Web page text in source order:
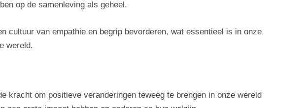
op de samenleving als geheel.
cultuur van empathie en begrip bevorderen, wat essentieel is in onze
wereld.
kracht om positieve veranderingen teweeg te brengen in onze wereld